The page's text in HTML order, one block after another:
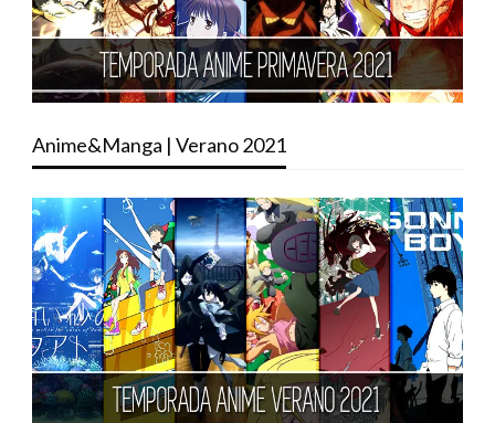
Anime&Manga | Verano 2021